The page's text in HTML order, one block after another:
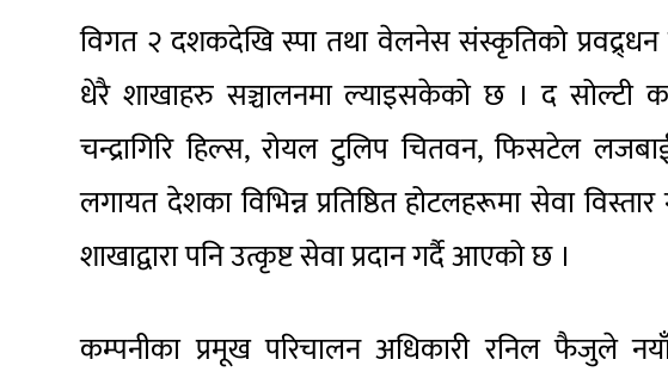
विगत २ दशकदेखि स्पा तथा वेलनेस संस्कृतिको प्रवद्र्धन
धेरै शाखाहरु सञ्चालनमा ल्याइसकेको छ । द सोल्टी
चन्द्रागिरि हिल्स, रोयल टुलिप चितवन, फिसटेल लजबाई
लगायत देशका विभिन्न प्रतिष्ठित होटलहरूमा सेवा
शाखाद्वारा पनि उत्कृष्ट सेवा प्रदान गर्दै आएको छ ।
कम्पनीका प्रमूख परिचालन अधिकारी रनिल फैजुले